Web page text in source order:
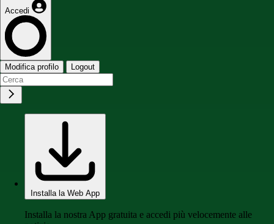
Accedi
Modifica profilo Logout
Installa la Web App
Installa la nostra App gratuita e accedi più velocemente alle